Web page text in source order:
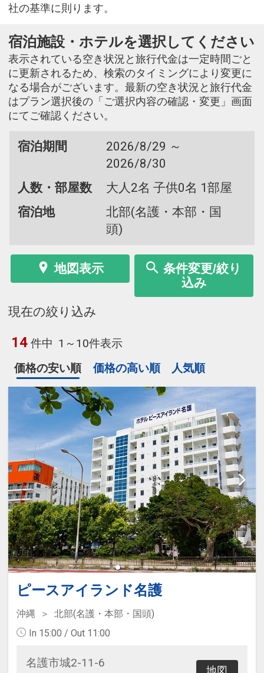
社の基準に則ります。
宿泊施設・ホテルを選択してください
表示されている空き状況と旅行代金は一定時間ごと
に更新されるため、検索のタイミングにより変更に
なる場合がございます。最新の空き状況と旅行代金
はプラン選択後の「ご選択内容の確認・変更」画面
にてご確認ください。
宿泊期間
2026/8/29 ～
2026/8/30
人数・部屋数
大人2名 子供0名 1部屋
宿泊地
北部(名護・本部・国
頭)
地図表示
条件変更/絞り
込み
現在の絞り込み
14 件中 1～10件表示
価格の安い順
価格の高い順 人気順
ピースアイランド名護
沖縄
北部(名護・本部・国頭)
In 15:00 / Out 11:00
名護市城2-11-6
地図